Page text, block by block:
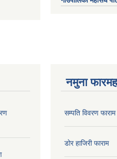
नमुना
सम्पति विवरण फाराम
डोर हाजिरी फाराम